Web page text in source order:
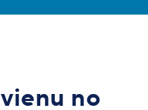
no